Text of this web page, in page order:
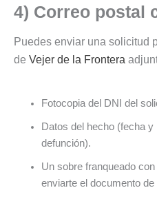
4) Correo postal
Puedes enviar una solicitud
de Vejer de la Frontera
Fotocopia del DNI del
Datos del hecho (fecha
defunción).
Un sobre franqueado
enviarte el documento de